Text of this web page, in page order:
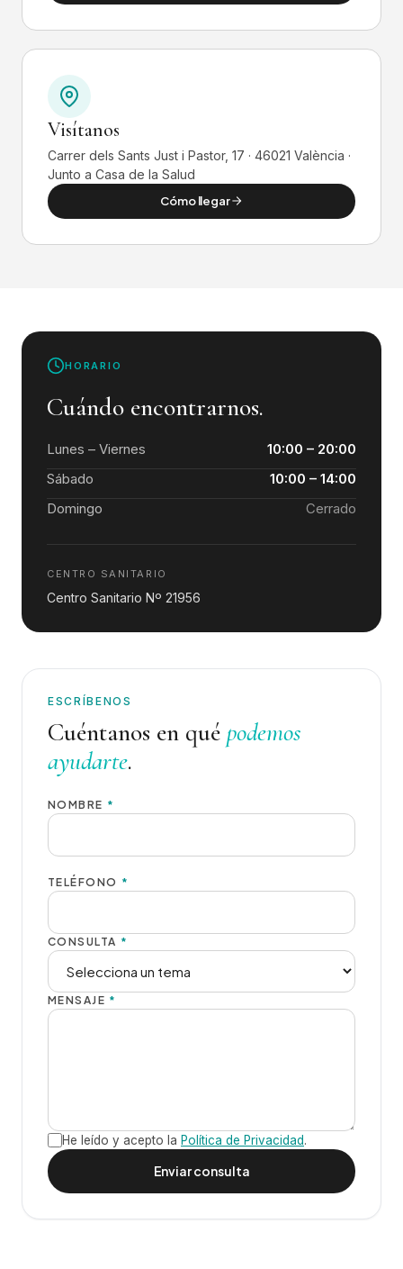
Visítanos
Carrer dels Sants Just i Pastor, 17 · 46021 València ·
Junto a Casa de la Salud
Cómo llegar
HORARIO
Cuándo encontrarnos.
Lunes – Viernes
10:00 – 20:00
Sábado
10:00 – 14:00
Domingo
Cerrado
CENTRO SANITARIO
Centro Sanitario Nº 21956
ESCRÍBENOS
Cuéntanos en qué podemos
ayudarte.
NOMBRE *
TELÉFONO *
CONSULTA *
MENSAJE *
He leído y acepto la Política de Privacidad.
Enviar consulta